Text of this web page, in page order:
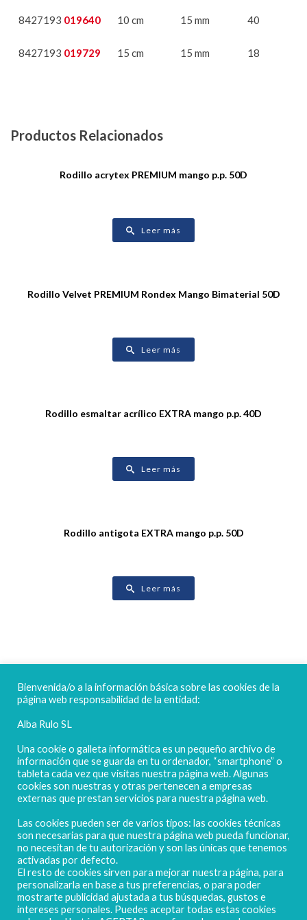
8427193 019640 10 cm 15 mm 40
8427193 019729 15 cm 15 mm 18
Productos Relacionados
Rodillo acrytex PREMIUM mango p.p. 50D
Leer más
Rodillo Velvet PREMIUM Rondex Mango Bimaterial 50D
Leer más
Rodillo esmaltar acrílico EXTRA mango p.p. 40D
Leer más
Rodillo antigota EXTRA mango p.p. 50D
Leer más
FELICES FIESTAS
POLIGONO CAMPORROSO P-D, Nº4
02520 - CHINCHILLA DE MONTEARAGÓN
(ALBACETE) Spain
Tel. + 34 967 218 812 - info@abr.com.es
Bienvenida/o a la información básica sobre las cookies de la
página web responsabilidad de la entidad:
Alba Rulo SL
Una cookie o galleta informática es un pequeño archivo de
información que se guarda en tu ordenador, “smartphone” o
tableta cada vez que visitas nuestra página web. Algunas
cookies son nuestras y otras pertenecen a empresas
externas que prestan servicios para nuestra página web.
Las cookies pueden ser de varios tipos: las cookies técnicas
son necesarias para que nuestra página web pueda funcionar,
no necesitan de tu autorización y son las únicas que tenemos
activadas por defecto.
El resto de cookies sirven para mejorar nuestra página, para
personalizarla en base a tus preferencias, o para poder
mostrarte publicidad ajustada a tus búsquedas, gustos e
intereses personales. Puedes aceptar todas estas cookies